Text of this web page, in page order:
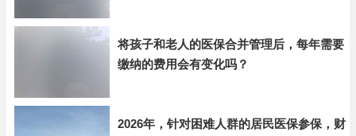
将孩子和老人的医保合并管理后，每年需要
缴纳的费用会有变化吗？
2026年，针对困难人群的居民医保参保，财